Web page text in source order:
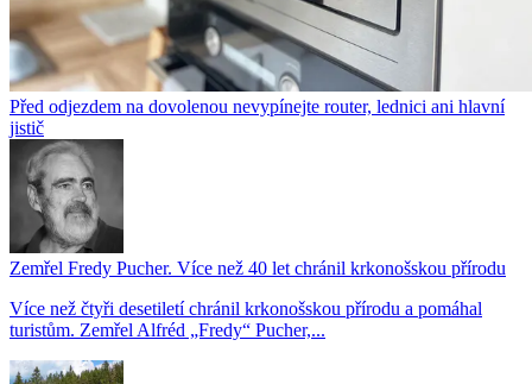
Před odjezdem na dovolenou nevypínejte router, lednici ani hlavní
jistič
Zemřel Fredy Pucher. Více než 40 let chránil krkonošskou přírodu
Více než čtyři desetiletí chránil krkonošskou přírodu a pomáhal
turistům. Zemřel Alfréd „Fredy“ Pucher,...